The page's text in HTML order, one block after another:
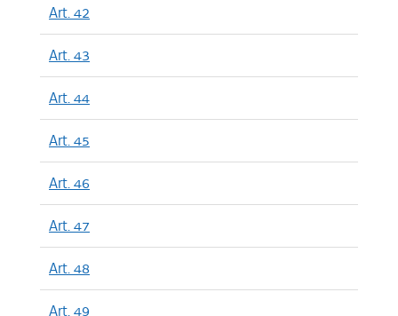
Art. 42
Art. 43
Art. 44
Art. 45
Art. 46
Art. 47
Art. 48
Art. 49